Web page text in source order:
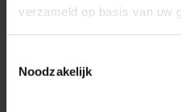
verzameld op basis van uw
Noodzakelijk